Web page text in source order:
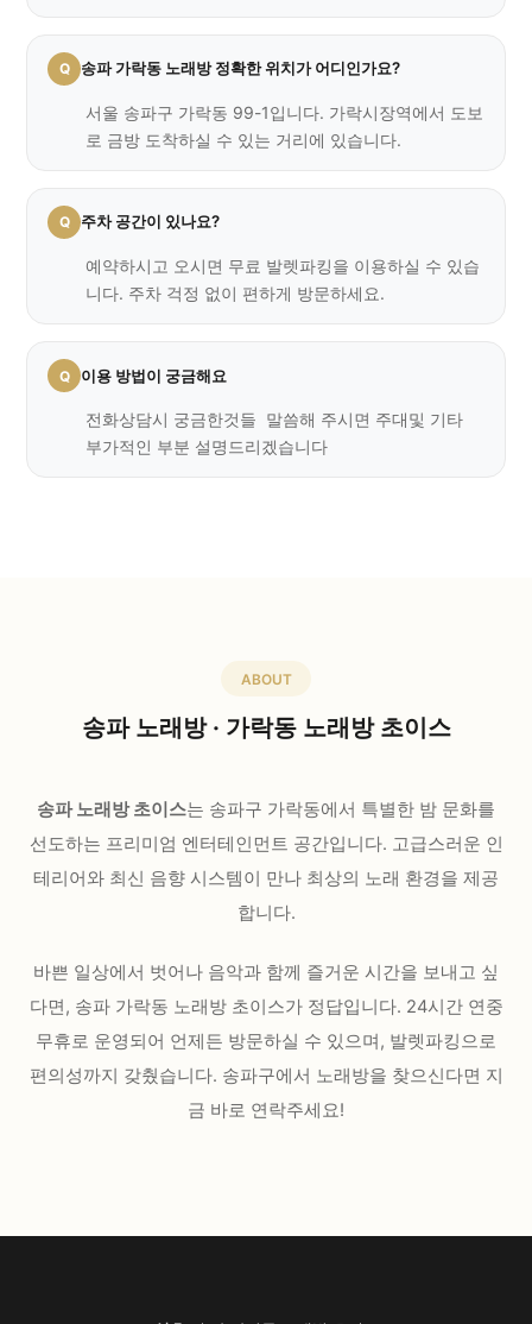
송파 가락동 노래방 정확한 위치가 어디인가요?
서울 송파구 가락동 99-1입니다. 가락시장역에서 도보
로 금방 도착하실 수 있는 거리에 있습니다.
주차 공간이 있나요?
예약하시고 오시면 무료 발렛파킹을 이용하실 수 있습
니다. 주차 걱정 없이 편하게 방문하세요.
이용 방법이 궁금해요
전화상담시 궁금한것들 말씀해 주시면 주대및 기타
부가적인 부분 설명드리겠습니다
ABOUT
송파 노래방 · 가락동 노래방 초이스
송파 노래방 초이스는 송파구 가락동에서 특별한 밤 문화를
선도하는 프리미엄 엔터테인먼트 공간입니다. 고급스러운 인
테리어와 최신 음향 시스템이 만나 최상의 노래 환경을 제공
합니다.
바쁜 일상에서 벗어나 음악과 함께 즐거운 시간을 보내고 싶
다면, 송파 가락동 노래방 초이스가 정답입니다. 24시간 연중
무휴로 운영되어 언제든 방문하실 수 있으며, 발렛파킹으로
편의성까지 갖췄습니다. 송파구에서 노래방을 찾으신다면 지
금 바로 연락주세요!